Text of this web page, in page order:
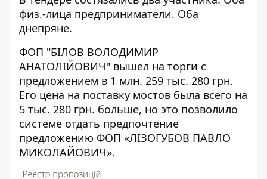
физ.-лица предприниматели. Оба
днепряне.
ФОП "БІЛОВ ВОЛОДИМИР
АНАТОЛІЙОВИЧ" вышел на торги с
предложением в 1 млн. 259 тыс. 280 грн.
Его цена на поставку мостов была всего на
5 тыс. 280 грн. больше, но это позволило
системе отдать предпочтение
предложению ФОП «ЛІЗОГУБОВ ПАВЛО
МИКОЛАЙОВИЧ».